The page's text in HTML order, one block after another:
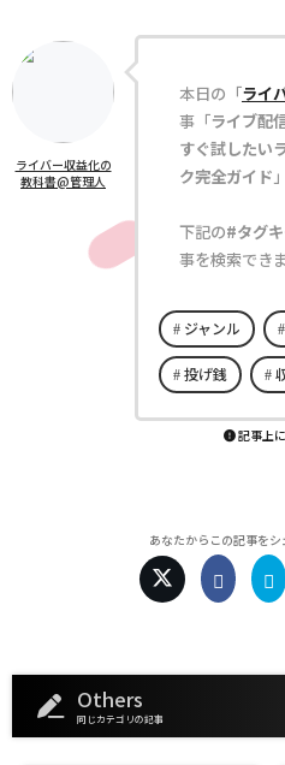
ライバー収益化の
教科書@管理人
本日の「ライ
事「ライブ配
すぐ試したい
ク完全ガイド
下記の#タグ
事を検索できま
ジャンル
投げ銭
記事上
あなたからこの記事を
Others
同じカテゴリの記事